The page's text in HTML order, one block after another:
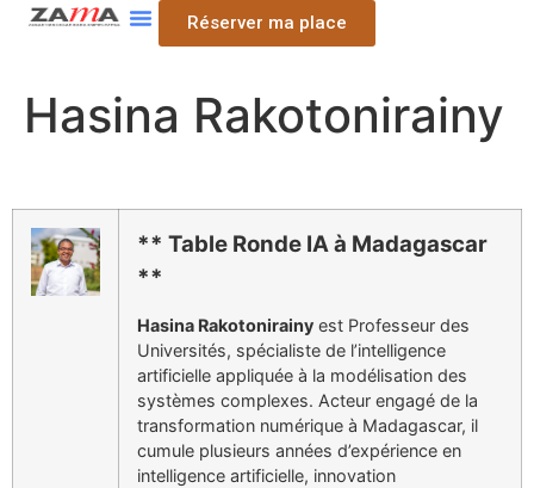
Réserver ma place
Hasina Rakotonirainy
** Table Ronde IA à Madagascar
**
Hasina Rakotonirainy est Professeur des
Universités, spécialiste de l’intelligence
artificielle appliquée à la modélisation des
systèmes complexes. Acteur engagé de la
transformation numérique à Madagascar, il
cumule plusieurs années d’expérience en
intelligence artificielle, innovation